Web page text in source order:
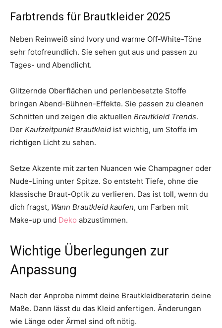
Farbtrends für Brautkleider 2025
Neben Reinweiß sind Ivory und warme Off-White-Töne
sehr fotofreundlich. Sie sehen gut aus und passen zu
Tages- und Abendlicht.
Glitzernde Oberflächen und perlenbesetzte Stoffe
bringen Abend-Bühnen-Effekte. Sie passen zu cleanen
Schnitten und zeigen die aktuellen Brautkleid Trends.
Der Kaufzeitpunkt Brautkleid ist wichtig, um Stoffe im
richtigen Licht zu sehen.
Setze Akzente mit zarten Nuancen wie Champagner oder
Nude-Lining unter Spitze. So entsteht Tiefe, ohne die
klassische Braut-Optik zu verlieren. Das ist toll, wenn du
dich fragst, Wann Brautkleid kaufen, um Farben mit
Make-up und Deko abzustimmen.
Wichtige Überlegungen zur
Anpassung
Nach der Anprobe nimmt deine Brautkleidberaterin deine
Maße. Dann lässt du das Kleid anfertigen. Änderungen
wie Länge oder Ärmel sind oft nötig.